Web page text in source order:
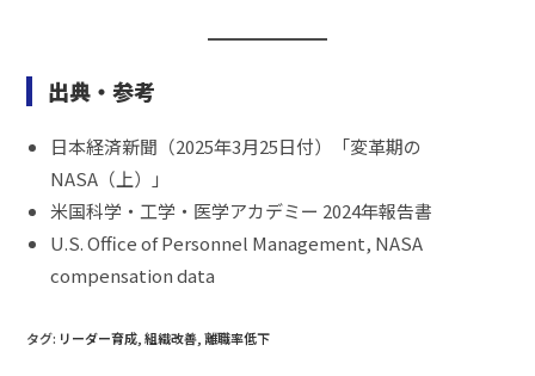
出典・参考
日本経済新聞（2025年3月25日付）「変革期の
NASA（上）」
米国科学・工学・医学アカデミー 2024年報告書
U.S. Office of Personnel Management, NASA
compensation data
タグ: リーダー育成 組織改善 離職率低下